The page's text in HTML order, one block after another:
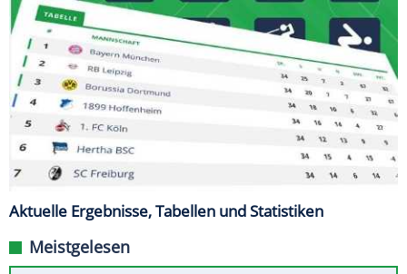
Aktuelle Ergebnisse, Tabellen und Statistiken
Meistgelesen